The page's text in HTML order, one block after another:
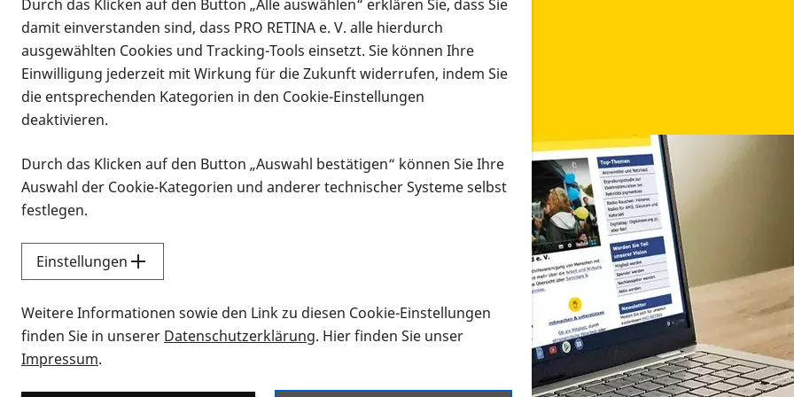
Infomaterial
Infomaterial
Vorlesen
Alle Infomaterialien in verschiedenen Formaten an
Sie möchten wissen, wie Sie nach Infonmaterial suchen und dieses bestellen bzw. herunterladen
Durch das Klicken auf den Button „Alle auswählen“ erklären Sie, dass Sie
damit einverstanden sind, dass PRO RETINA e. V. alle hierdurch
ausgewählten Cookies und Tracking-Tools einsetzt. Sie können Ihre
Einwilligung jederzeit mit Wirkung für die Zukunft widerrufen, indem Sie
die entsprechenden Kategorien in den Cookie-Einstellungen
deaktivieren.
Durch das Klicken auf den Button „Auswahl bestätigen“ können Sie Ihre
Auswahl der Cookie-Kategorien und anderer technischer Systeme selbst
festlegen.
Einstellungen
Weitere Informationen sowie den Link zu diesen Cookie-Einstellungen
finden Sie in unserer Datenschutzerklärung. Hier finden Sie unser
Impressum.